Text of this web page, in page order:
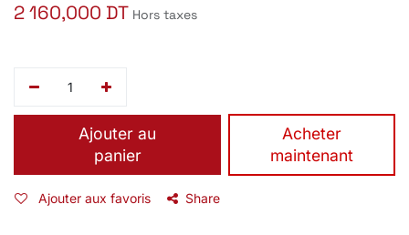
2 160,000 DT Hors taxes
Ajouter au
panier
​Acheter
maintenant
Ajouter aux favoris Share